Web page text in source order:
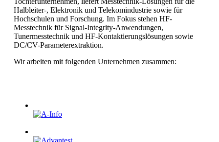
Halbleiter-, Elektronik und Telekomindustrie sowie für
Hochschulen und Forschung. Im Fokus stehen HF-
Messtechnik für Signal-Integrity-Anwendungen,
Tunermesstechnik und HF-Kontaktierungslösungen sowie
DC/CV-Parameterextraktion.
Wir arbeiten mit folgenden Unternehmen zusammen: